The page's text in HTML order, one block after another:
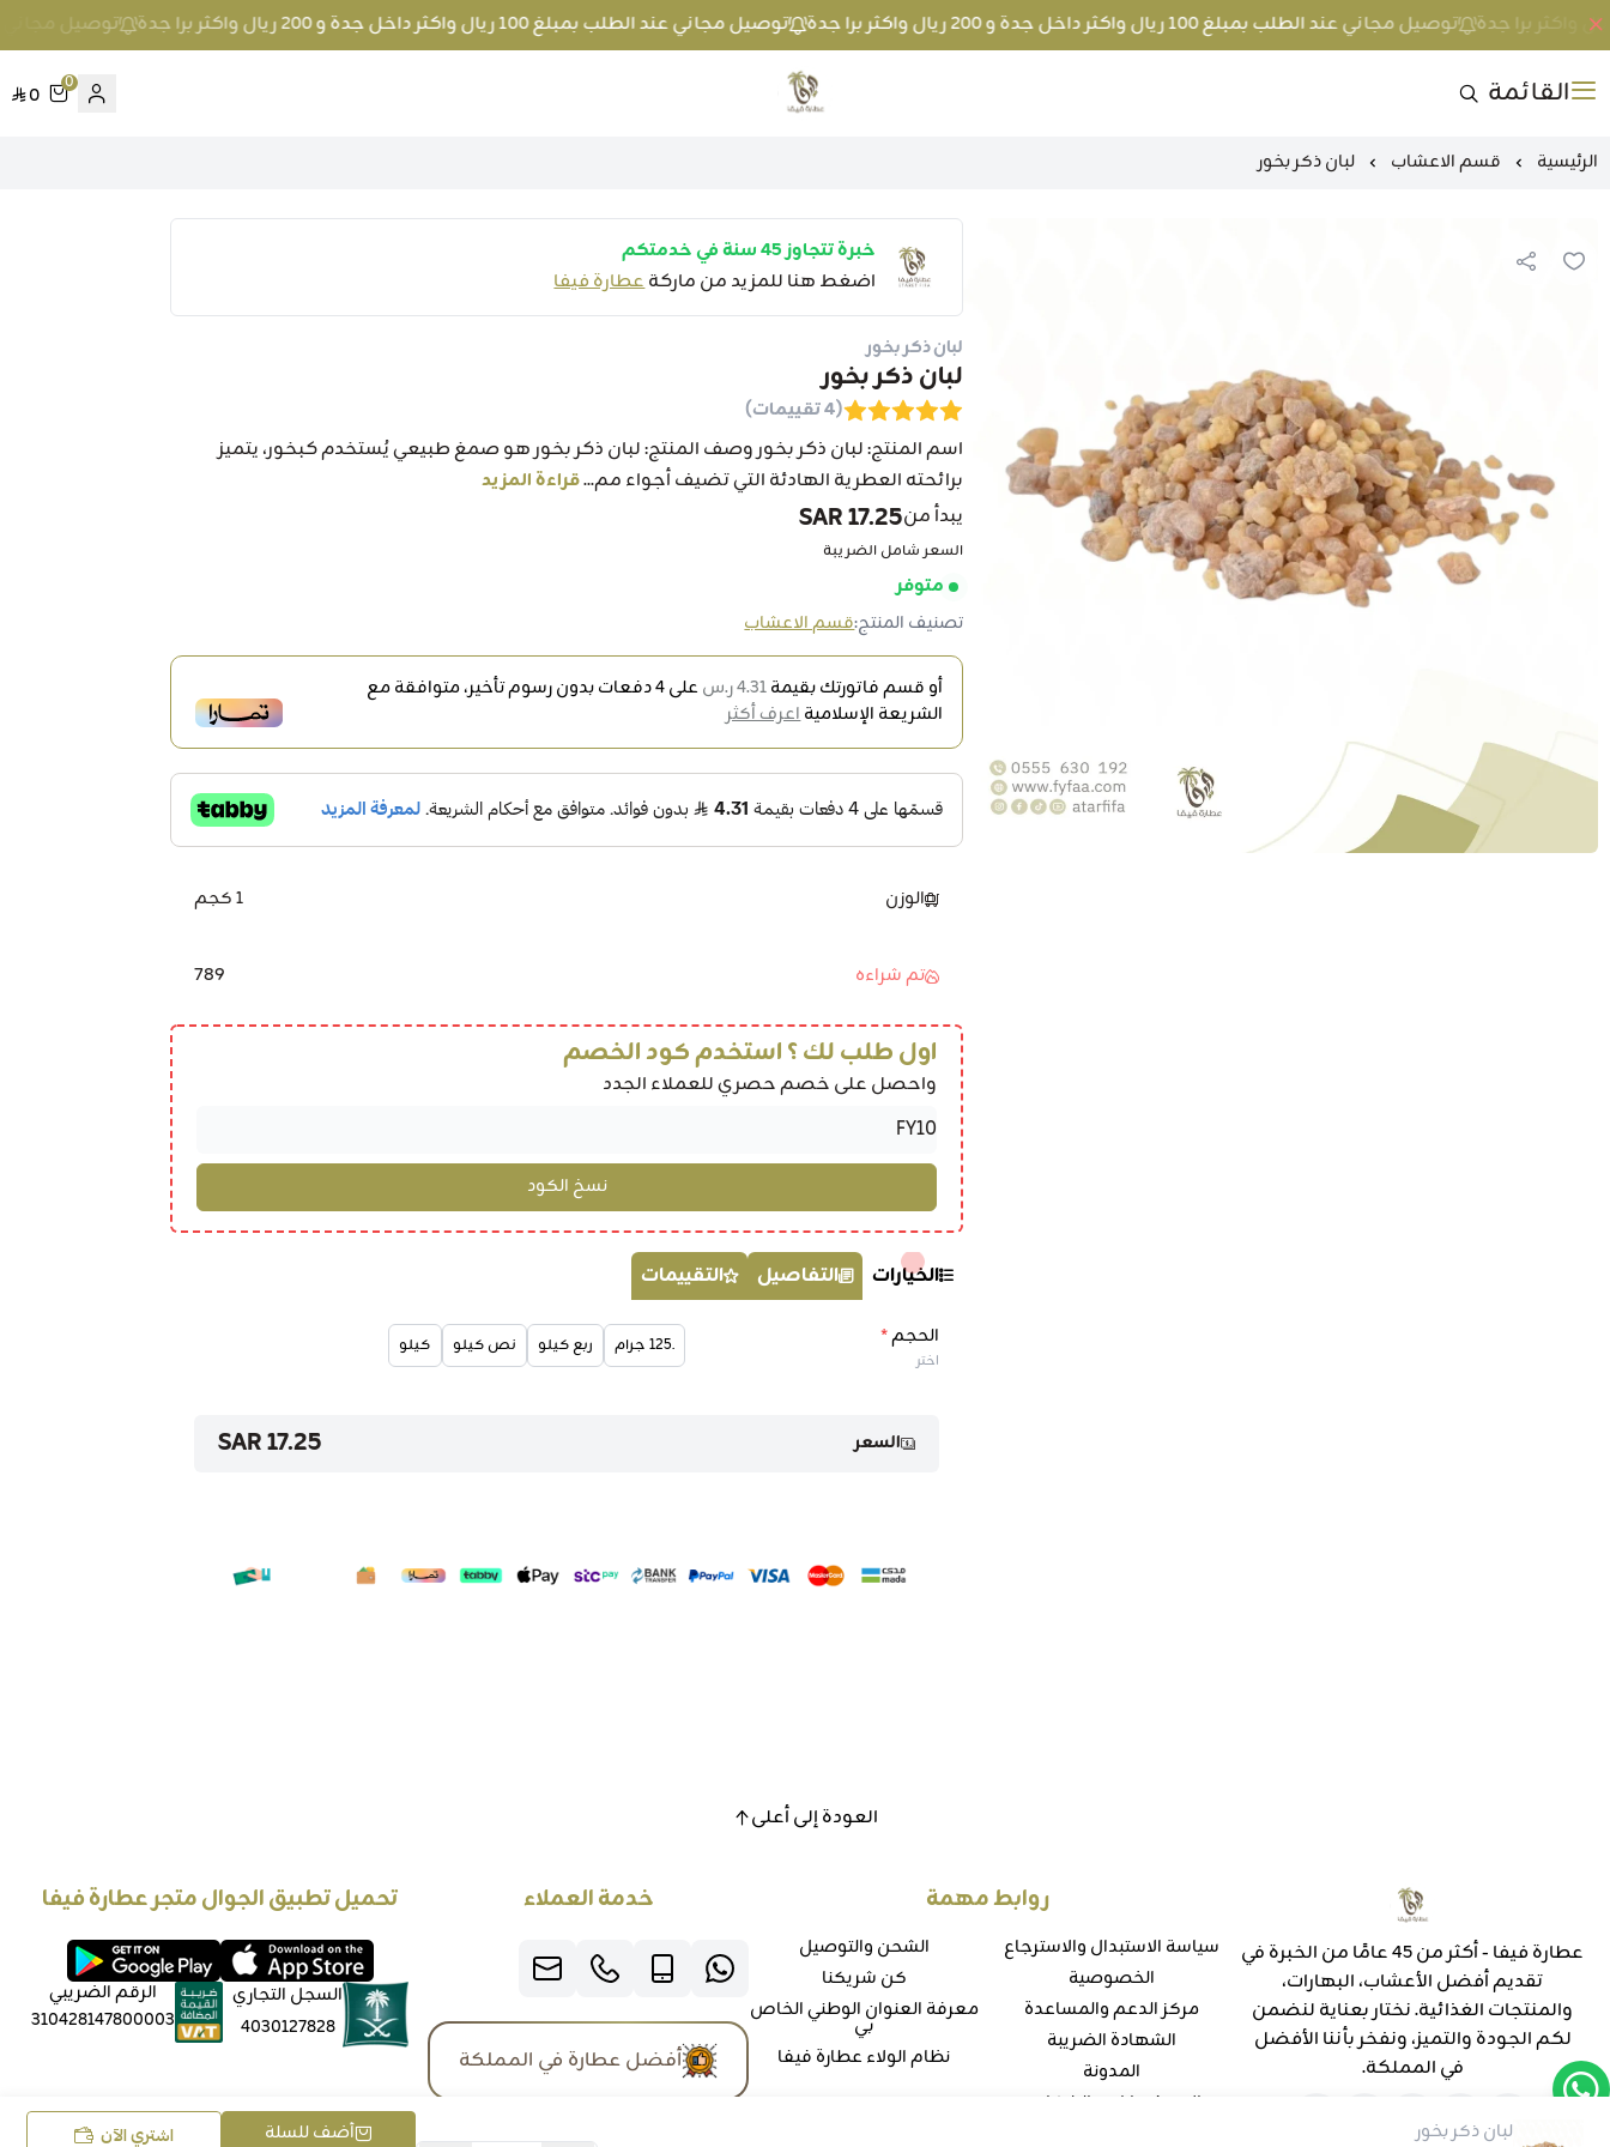
توصيل مجاني عند الطلب بمبلغ 100 ريال واكثر داخل جدة و 200 ريال واكثر برا جدة توصيل مجاني عند الطلب بمبلغ 100 ريال واكثر داخل جدة و 200 ريال واكثر برا جدة توصيل مجاني عند الطلب بمبلغ 100
القائمة متجر عطارة فيفا
0
0
الرئيسية قسم الاعشاب لبان ذكر بخور
خبرة تتجاوز 45 سنة في خدمتكم
اضغط هنا للمزيد من ماركةعطارة فيفا
لبان ذكر بخور
لبان ذكر بخور
(4 تقييمات)
اسم المنتج: لبان ذكر بخور وصف المنتج: لبان ذكر بخور هو صمغ طبيعي يُستخدم كبخور، يتميز
برائحته العطرية الهادئة التي تضيف أجواء مم...قراءة المزيد
يبدأ من17.25 SAR
السعر شامل الضريبة
متوفر
تصنيف المنتج:قسم الاعشاب
أو قسم فاتورتك بقيمة4.31 ر.س على4دفعات بدون رسوم تأخير، متوافقة مع
الشريعة الإسلاميةاعرف أكثر
الوزن 1 كجم
تم شراءه 789
اول طلب لك ؟ استخدم كود الخصم
واحصل على خصم حصري للعملاء الجدد
لبان ذكر بخور أضف للسلة اشتري الآن
الخيارات التفاصيل التقييمات
الحجم*
اختر
.125 جرام ربع كيلو نص كيلو كيلو
السعر 17.25 SAR
العودة إلى أعلى
عطارة فيفا - أكثر من 45 عامًا من الخبرة في
تقديم أفضل الأعشاب، البهارات،
والمنتجات الغذائية. نختار بعناية لنضمن
لكم الجودة والتميز، ونفخر بأننا الأفضل
في المملكة.
روابط مهمة
سياسة الاستبدال والاسترجاع
الخصوصية
مركز الدعم والمساعدة
الشهادة الضريبة
المدونة
الإستفسارات والشكاوي
الشحن والتوصيل
كن شريكنا
معرفة العنوان الوطني الخاص
بي
نظام الولاء عطارة فيفا
خدمة العملاء
أفضل عطارة في المملكة
تحميل تطبيق الجوال متجر عطارة فيفا
السجل التجاري
4030127828
الرقم الضريبي
310428147800003